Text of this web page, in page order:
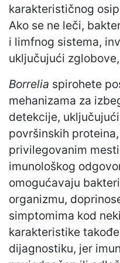
karakterističnog
Ako se ne leči,
i limfnog sistema,
uključujući
Borrelia spirohete
mehanizama za
detekcije,
površinskih
privilegovanim
imunološkog
omogućavaju
organizmu,
simptomima kod
karakteristike
dijagnostiku, jer